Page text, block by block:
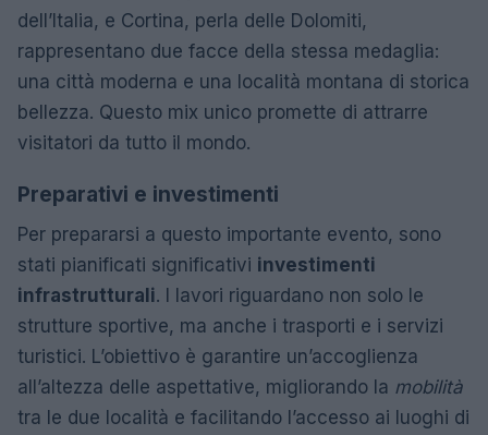
dell’Italia, e Cortina, perla delle Dolomiti,
rappresentano due facce della stessa medaglia:
una città moderna e una località montana di storica
bellezza. Questo mix unico promette di attrarre
visitatori da tutto il mondo.
Preparativi e investimenti
Per prepararsi a questo importante evento, sono
stati pianificati significativi investimenti
infrastrutturali. I lavori riguardano non solo le
strutture sportive, ma anche i trasporti e i servizi
turistici. L’obiettivo è garantire un’accoglienza
all’altezza delle aspettative, migliorando la mobilità
tra le due località e facilitando l’accesso ai luoghi di